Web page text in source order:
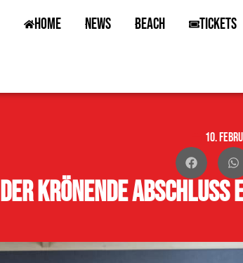
Home News Beach Tickets
10.
Der Krönende Abschluss